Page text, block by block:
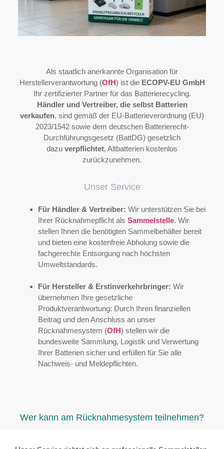
Als staatlich anerkannte Organisation für
Herstellerverantwortung (OfH) ist die ECOPV-EU GmbH
Ihr zertifizierter Partner für das Batterierecycling.
Händler und Vertreiber, die selbst Batterien
verkaufen, sind gemäß der EU-Batterieverordnung (EU)
2023/1542 sowie dem deutschen Batterierecht-
Durchführungsgesetz (BattDG) gesetzlich
dazu verpflichtet, Altbatterien kostenlos
zurückzunehmen.
Unser Service
Für Händler & Vertreiber: Wir unterstützen Sie bei
Ihrer Rücknahmepflicht als Sammelstelle. Wir
stellen Ihnen die benötigten Sammelbehälter bereit
und bieten eine kostenfreie Abholung sowie die
fachgerechte Entsorgung nach höchsten
Umweltstandards.
Für Hersteller & Erstinverkehrbringer: Wir
übernehmen Ihre gesetzliche
Produktverantwortung: Durch Ihren finanziellen
Beitrag und den Anschluss an unser
Rücknahmesystem (OfH) stellen wir die
bundesweite Sammlung, Logistik und Verwertung
Ihrer Batterien sicher und erfüllen für Sie alle
Nachweis- und Meldepflichten.
Wer kann am Rücknahmesystem teilnehmen?